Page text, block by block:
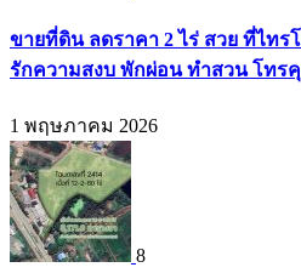
ขายที่ดิน ลดราคา 2 ไร่ สวย ที่ไท
รักความสงบ พักผ่อน ทำสวน โทรคุย
1 พฤษภาคม 2026
8